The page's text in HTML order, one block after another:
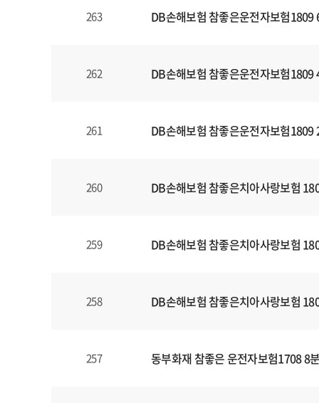
263 DB손해보험 참좋은운전자보험1809
262 DB손해보험 참좋은운전자보험1809
261 DB손해보험 참좋은운전자보험1809
260 DB손해보험 참좋은치아사랑보험
259 DB손해보험 참좋은치아사랑보험
258 DB손해보험 참좋은치아사랑보험
257 동부화재 참좋은 운전자보험1708 8분